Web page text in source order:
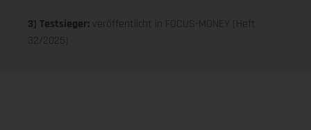
3) Testsieger: veröffentlicht in FOCUS-MONEY (Heft
32/2025)